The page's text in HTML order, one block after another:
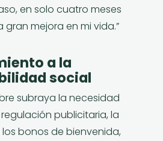
en solo cuatro meses
mejora en mi vida.”
a la
social
subraya la necesidad
publicitaria, la
bonos de bienvenida,